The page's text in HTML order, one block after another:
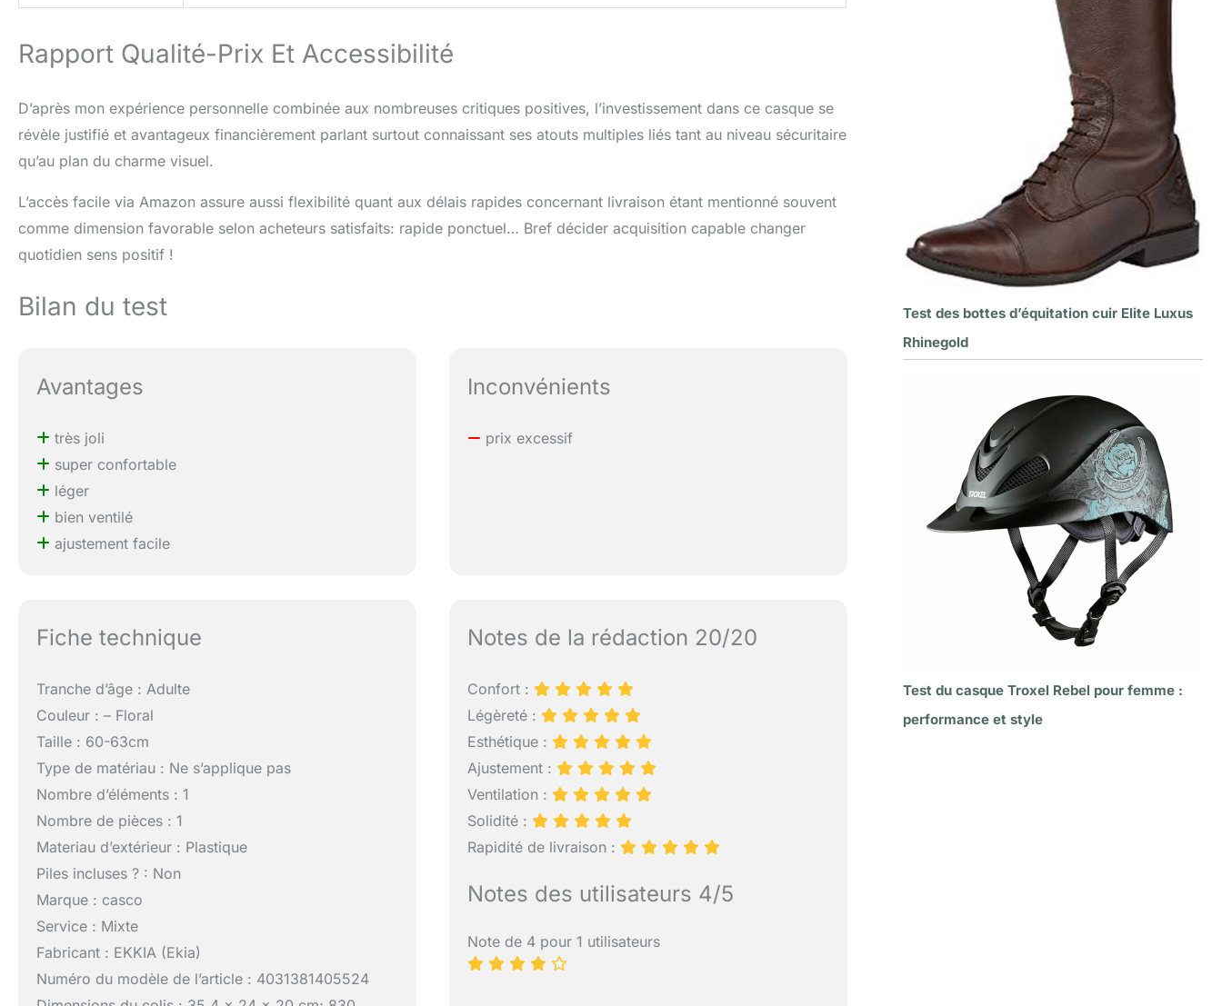
Rapport Qualité-Prix Et Accessibilité
D’après mon expérience personnelle combinée aux nombreuses critiques positives, l’investissement dans ce casque se
révèle justifié et avantageux financièrement parlant surtout connaissant ses atouts multiples liés tant au niveau sécuritaire
qu’au plan du charme visuel.
L’accès facile via Amazon assure aussi flexibilité quant aux délais rapides concernant livraison étant mentionné souvent
comme dimension favorable selon acheteurs satisfaits: rapide ponctuel… Bref décider acquisition capable changer
quotidien sens positif !
Bilan du test
Avantages
très joli
super confortable
léger
bien ventilé
ajustement facile
Inconvénients
prix excessif
Fiche technique
Tranche d’âge : Adulte
Couleur : – Floral
Taille : 60-63cm
Type de matériau : Ne s’applique pas
Nombre d’éléments : 1
Nombre de pièces : 1
Materiau d’extérieur : Plastique
Piles incluses ? : Non
Marque : casco
Service : Mixte
Fabricant : EKKIA (Ekia)
Numéro du modèle de l’article : 4031381405524
Notes de la rédaction 20/20
Confort :
Légèreté :
Esthétique :
Ajustement :
Ventilation :
Solidité :
Rapidité de livraison :
Notes des utilisateurs 4/5
Note de 4 pour 1 utilisateurs
Test des bottes d’équitation cuir Elite Luxus
Rhinegold
Test du casque Troxel Rebel pour femme :
performance et style